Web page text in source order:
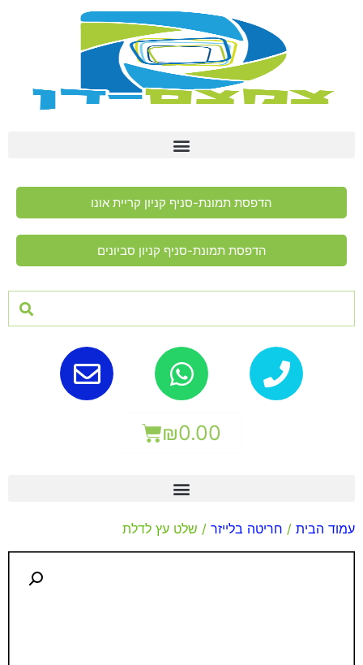
הדפסת תמונת-סניף קניון קריית אונו
הדפסת תמונת-סניף קניון סביונים
₪0.00
עמוד הבית / חריטה בלייזר / שלט עץ לדלת